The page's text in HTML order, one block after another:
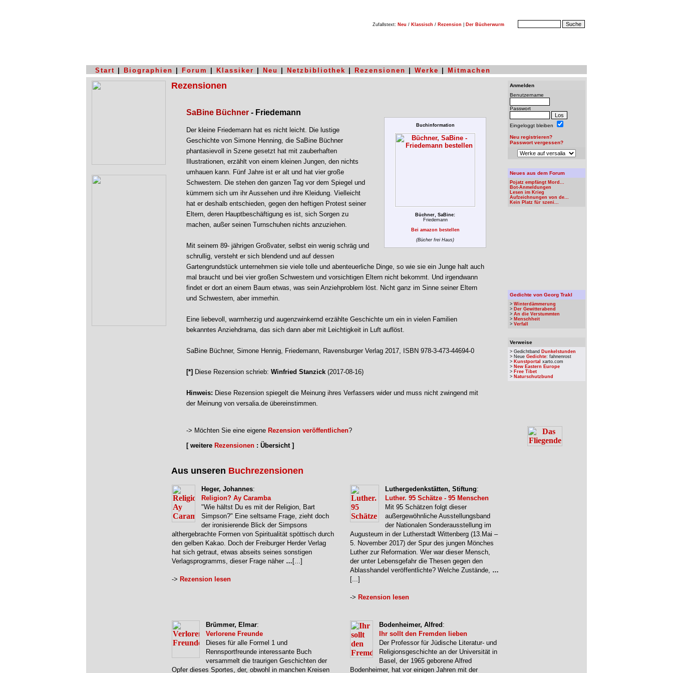
Zufallstext: Neu / Klassisch / Rezension Der Bücherwurm
Start Biographien Forum Klassiker Neu Netzbibliothek Rezensionen Werke Mitmachen
Rezensionen
SaBine Büchner - Friedemann
Buchinformation
Büchner, SaBine:
Friedemann
Bei amazon bestellen
(Bücher frei Haus)
Der kleine Friedemann hat es nicht leicht. Die lustige
Geschichte von Simone Henning, die SaBine Büchner
phantasievoll in Szene gesetzt hat mit zauberhaften
Illustrationen, erzählt von einem kleinen Jungen, den nichts
umhauen kann. Fünf Jahre ist er alt und hat vier große
Schwestern. Die stehen den ganzen Tag vor dem Spiegel und
kümmern sich um ihr Aussehen und ihre Kleidung. Vielleicht
hat er deshalb entschieden, gegen den heftigen Protest seiner
Eltern, deren Hauptbeschäftigung es ist, sich Sorgen zu
machen, außer seinen Turnschuhen nichts anzuziehen.
Mit seinem 89- jährigen Großvater, selbst ein wenig schräg und
schrullig, versteht er sich blendend und auf dessen
Gartengrundstück unternehmen sie viele tolle und abenteuerliche Dinge, so wie sie ein Junge halt auch
mal braucht und bei vier großen Schwestern und vorsichtigen Eltern nicht bekommt. Und irgendwann
findet er dort an einem Baum etwas, was sein Anziehproblem löst. Nicht ganz im Sinne seiner Eltern
und Schwestern, aber immerhin.
Eine liebevoll, warmherzig und augenzwinkernd erzählte Geschichte um ein in vielen Familien
bekanntes Anziehdrama, das sich dann aber mit Leichtigkeit in Luft auflöst.
SaBine Büchner, Simone Hennig, Friedemann, Ravensburger Verlag 2017, ISBN 978-3-473-44694-0
[*] Diese Rezension schrieb: Winfried Stanzick (2017-08-16)
Hinweis: Diese Rezension spiegelt die Meinung ihres Verfassers wider und muss nicht zwingend mit
der Meinung von versalia.de übereinstimmen.
-> Möchten Sie eine eigene Rezension veröffentlichen?
[ weitere Rezensionen : Übersicht ]
Aus unseren Buchrezensionen
Heger, Johannes:
Religion? Ay Caramba
"Wie hältst Du es mit der Religion, Bart
Simpson?" Eine seltsame Frage, zieht doch
der ironisierende Blick der Simpsons
althergebrachte Formen von Spiritualität spöttisch durch
den gelben Kakao. Doch der Freiburger Herder Verlag
hat sich getraut, etwas abseits seines sonstigen
Verlagsprogramms, dieser Frage näher … [...]
-> Rezension lesen
Luthergedenkstätten, Stiftung:
Luther. 95 Schätze - 95 Menschen
Mit 95 Schätzen folgt dieser
außergewöhnliche Ausstellungsband
der Nationalen Sonderausstellung im
Augusteum in der Lutherstadt Wittenberg (13.Mai –
5. November 2017) der Spur des jungen Mönches
Luther zur Reformation. Wer war dieser Mensch,
der unter Lebensgefahr die Thesen gegen den
Ablasshandel veröffentlichte? Welche Zustände, …
[...]
-> Rezension lesen
Brümmer, Elmar:
Verlorene Freunde
Dieses für alle Formel 1 und
Rennsportfreunde interessante Buch
versammelt die traurigen Geschichten der
Opfer dieses Sportes, der, obwohl in manchen Kreisen
Bodenheimer, Alfred :
Ihr sollt den Fremden lieben
Der Professor für Jüdische Literatur- und
Religionsgeschichte an der Universität in
Basel, der 1965 geborene Alfred
Bodenheimer, hat vor einigen Jahren mit der
Anmelden
Benutzername
Passwort
Eingeloggt bleiben
Neu registrieren?
Passwort vergessen?
Neues aus dem Forum
Pojatz empfängt Mord...
Bot-Anmeldungen
Lesen im Krieg
Aufzeichnungen von de...
Kein Platz für szeni...
Gedichte von Georg Trakl
> Winterdämmerung
> Der Gewitterabend
> An die Verstummten
> Menschheit
> Verfall
Verweise
> Gedichtband Dunkelstunden
> Neue Gedichte: fahnenrost
> Kunstportal xarto.com
> New Eastern Europe
> Free Tibet
> Naturschutzbund